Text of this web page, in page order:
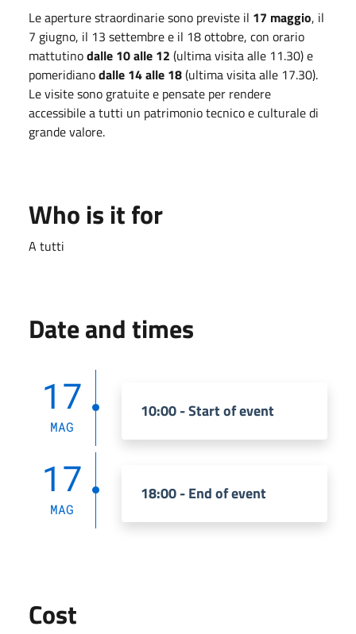
Le aperture straordinarie sono previste il 17 maggio, il
7 giugno, il 13 settembre e il 18 ottobre, con orario
mattutinodalle 10 alle 12 (ultima visita alle 11.30) e
pomeridianodalle 14 alle 18(ultima visita alle 17.30).
Le visite sono gratuite e pensate per rendere
accessibile a tutti un patrimonio tecnico e culturale di
grande valore.
Who is it for
A tutti
Date and times
17
MAG
10:00 - Start of event
17
MAG
18:00 - End of event
Cost